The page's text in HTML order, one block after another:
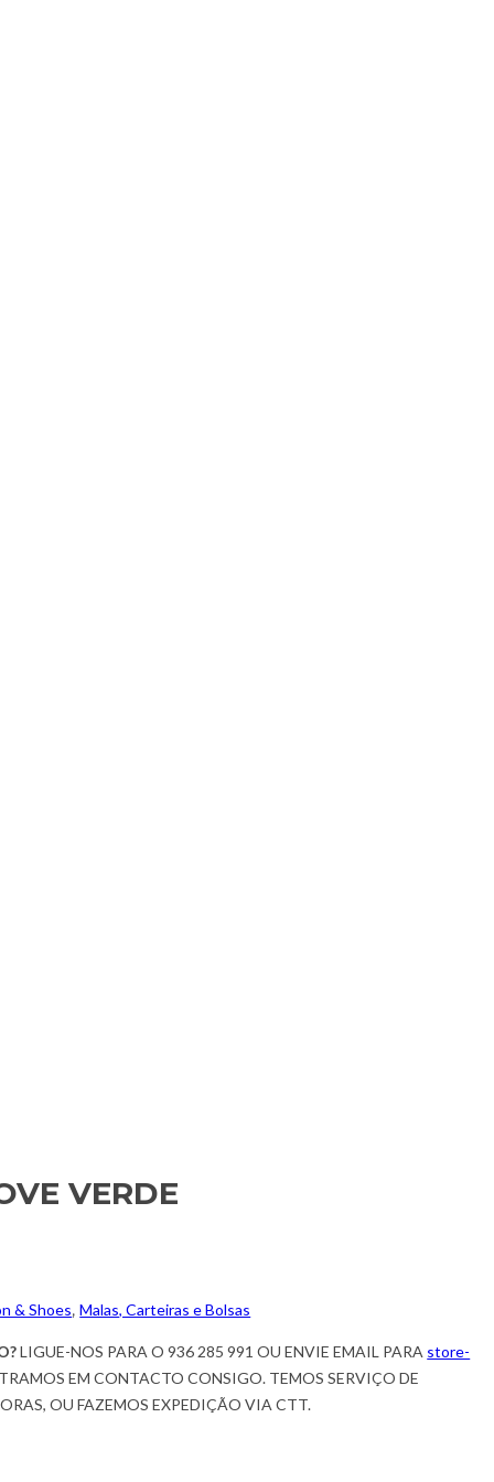
VERDE
& Shoes,Malas, Carteiras e Bolsas
LIGUE-NOS PARA O 936 285 991 OU ENVIE EMAIL PARA store-
EM CONTACTO CONSIGO. TEMOS SERVIÇO DE
OU FAZEMOS EXPEDIÇÃO VIA CTT.